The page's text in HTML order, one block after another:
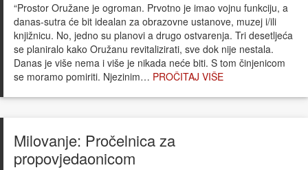
“Prostor Oružane je ogroman. Prvotno je imao vojnu funkciju, a
danas-sutra će bit idealan za obrazovne ustanove, muzej i/ili
knjižnicu. No, jedno su planovi a drugo ostvarenja. Tri desetljeća
se planiralo kako Oružanu revitalizirati, sve dok nije nestala.
Danas je više nema i više je nikada neće biti. S tom činjenicom
se moramo pomiriti. Njezinim… PROČITAJ VIŠE
Milovanje: Pročelnica za
propovjedaonicom